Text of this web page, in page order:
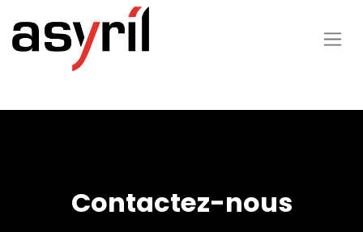
Contactez-nous